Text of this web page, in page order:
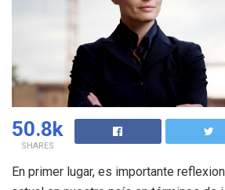
50.8k
SHARES
En primer lugar, es importante